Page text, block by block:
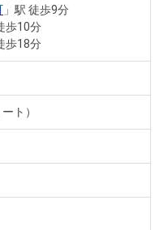
」駅 徒歩9分
歩10分
歩18分
ト）